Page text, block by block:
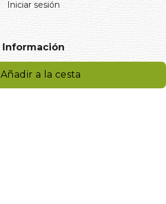
Añadir a la cesta
Iniciar sesión
Información
Aviso legal